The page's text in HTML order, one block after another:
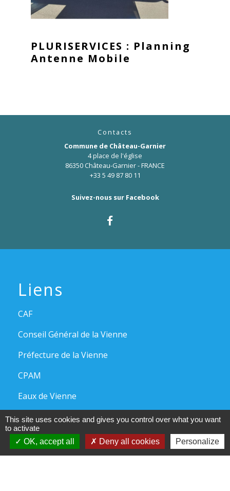
PLURISERVICES : Planning
Antenne Mobile
Contacts
Commune de Château-Garnier
4 place de l'église
86350 Château-Garnier - FRANCE
+33 5 49 87 80 11
Suivez-nous sur Facebook
Liens
CAF
Conseil Général de la Vienne
Préfecture de la Vienne
CPAM
Eaux de Vienne
Jumelages
This site uses cookies and gives you control over what you want
to activate
OK, accept all
Deny all cookies Personalize